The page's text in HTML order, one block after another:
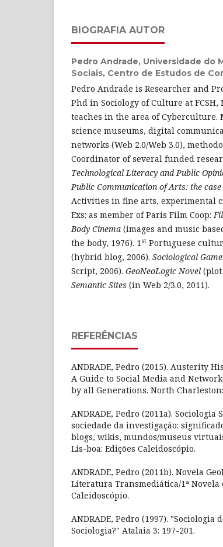
BIOGRAFIA AUTOR
Pedro Andrade, Universidade do
Sociais, Centro de Estudos de
Pedro Andrade is Researcher and
Phd in Sociology of Culture at FCSH,
teaches in the area of Cyberculture.
science museums, digital
networks (Web 2.0/Web 3.0),
Coordinator of several funded
Technological Literacy and Public
Public Communication of Arts: the
Activities in fine arts, experimental
Exs: as member of Paris Film Coop:
Body Cinema (images and music
the body, 1976). 1st Portuguese
(hybrid blog, 2006). Sociological
Script, 2006). GeoNeoLogic Novel (plot
Semantic Sites (in Web 2/3.0, 2011).
REFERÊNCIAS
ANDRADE, Pedro (2015). Austerity
A Guide to Social Media and
by all Generations. North Charleston:
ANDRADE, Pedro (2011a). Sociologia
sociedade da investigação:
blogs, wikis, mundos/museus
Lis-boa: Edições Caleidoscópio.
ANDRADE, Pedro (2011b). Novela
Literatura Transmediática/1ª Novela
Caleidoscópio.
ANDRADE, Pedro (1997).
Sociologia?" Atalaia 3: 197-201.